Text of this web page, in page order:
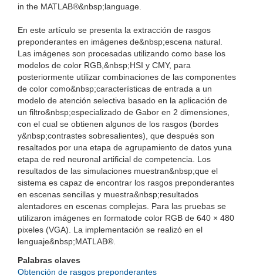
in the MATLAB®&nbsp;language.
En este artículo se presenta la extracción de rasgos
preponderantes en imágenes de&nbsp;escena natural.
Las imágenes son procesadas utilizando como base los
modelos de color RGB,&nbsp;HSI y CMY, para
posteriormente utilizar combinaciones de las componentes
de color como&nbsp;características de entrada a un
modelo de atención selectiva basado en la aplicación de
un filtro&nbsp;especializado de Gabor en 2 dimensiones,
con el cual se obtienen algunos de los rasgos (bordes
y&nbsp;contrastes sobresalientes), que después son
resaltados por una etapa de agrupamiento de datos yuna
etapa de red neuronal artificial de competencia. Los
resultados de las simulaciones muestran&nbsp;que el
sistema es capaz de encontrar los rasgos preponderantes
en escenas sencillas y muestra&nbsp;resultados
alentadores en escenas complejas. Para las pruebas se
utilizaron imágenes en formatode color RGB de 640 × 480
pixeles (VGA). La implementación se realizó en el
lenguaje&nbsp;MATLAB®.
Palabras claves
Obtención de rasgos preponderantes